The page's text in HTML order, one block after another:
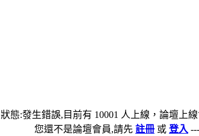
狀態:發生錯誤,目前有 10001 人上線，論壇上
您還不是論壇會員,請先 註冊 或 登入